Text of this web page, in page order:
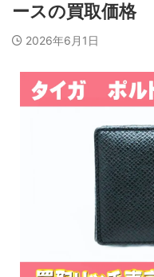
ースの買取価格
2026年6月1日